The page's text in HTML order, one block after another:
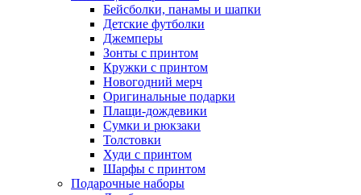
Бейсболки, панамы и шапки
Детские футболки
Джемперы
Зонты с принтом
Кружки с принтом
Новогодний мерч
Оригинальные подарки
Плащи-дождевики
Сумки и рюкзаки
Толстовки
Худи с принтом
Шарфы с принтом
Подарочные наборы